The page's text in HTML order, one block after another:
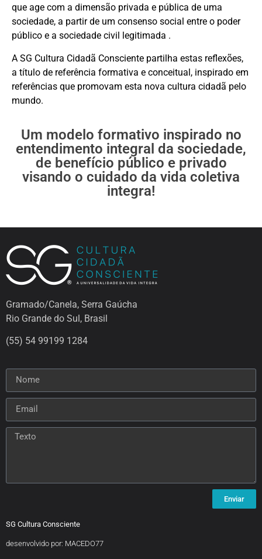
que age com a dimensão privada e pública de uma
sociedade, a partir de um consenso social entre o poder
público e a sociedade civil legitimada .
A SG Cultura Cidadã Consciente partilha estas reflexões,
a título de referência formativa e conceitual, inspirado em
referências que promovam esta nova cultura cidadã pelo
mundo.
Um modelo formativo inspirado no
entendimento integral da sociedade,
de benefício público e privado
visando o cuidado da vida coletiva
integra!
Gramado/Canela, Serra Gaúcha
Rio Grande do Sul, Brasil
(55) 54 99199 1284
Enviar
SG Cultura Consciente
desenvolvido por: MACEDO77